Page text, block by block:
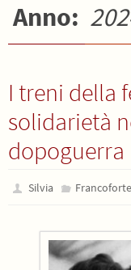
Anno:
I treni della
solidarietà
dopoguerra
Silvia Francoforte